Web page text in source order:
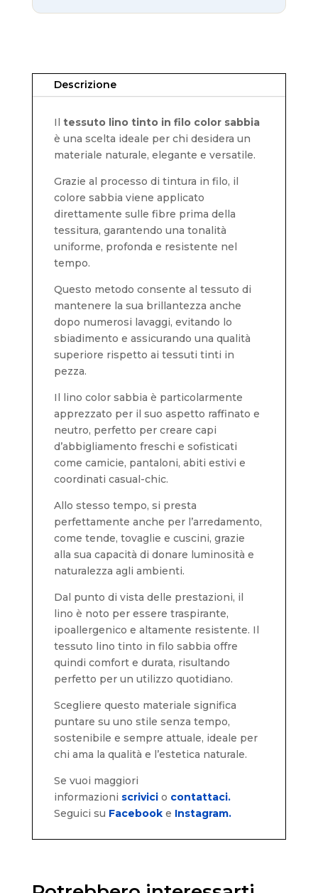
Descrizione
Il tessuto lino tinto in filo color sabbia
è una scelta ideale per chi desidera un
materiale naturale, elegante e versatile.
Grazie al processo di tintura in filo, il
colore sabbia viene applicato
direttamente sulle fibre prima della
tessitura, garantendo una tonalità
uniforme, profonda e resistente nel
tempo.
Questo metodo consente al tessuto di
mantenere la sua brillantezza anche
dopo numerosi lavaggi, evitando lo
sbiadimento e assicurando una qualità
superiore rispetto ai tessuti tinti in
pezza.
Il lino color sabbia è particolarmente
apprezzato per il suo aspetto raffinato e
neutro, perfetto per creare capi
d’abbigliamento freschi e sofisticati
come camicie, pantaloni, abiti estivi e
coordinati casual-chic.
Allo stesso tempo, si presta
perfettamente anche per l’arredamento,
come tende, tovaglie e cuscini, grazie
alla sua capacità di donare luminosità e
naturalezza agli ambienti.
Dal punto di vista delle prestazioni, il
lino è noto per essere traspirante,
ipoallergenico e altamente resistente. Il
tessuto lino tinto in filo sabbia offre
quindi comfort e durata, risultando
perfetto per un utilizzo quotidiano.
Scegliere questo materiale significa
puntare su uno stile senza tempo,
sostenibile e sempre attuale, ideale per
chi ama la qualità e l’estetica naturale.
Se vuoi maggiori
informazioni scrivici o contattaci.
Seguici su Facebooke Instagram.